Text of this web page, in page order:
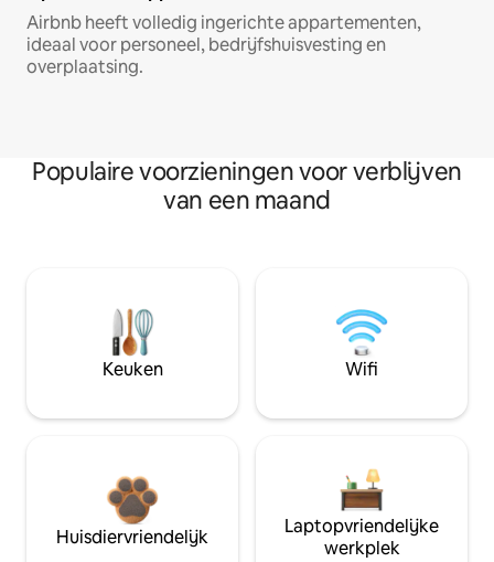
Airbnb heeft volledig ingerichte appartementen,
ideaal voor personeel, bedrijfshuisvesting en
overplaatsing.
Populaire voorzieningen voor verblijven
van een maand
Keuken Wifi
Huisdiervriendelijk
Laptopvriendelijke
werkplek